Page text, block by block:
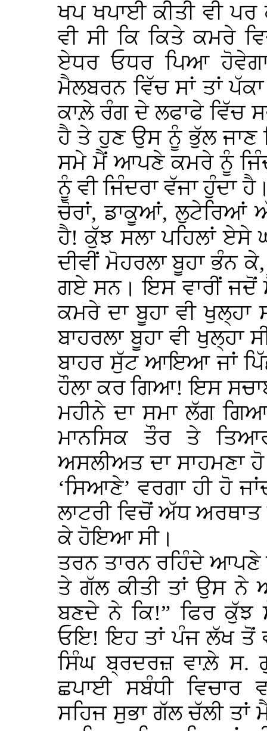
ਖਪ ਖਪਾਈ ਕੀਤੀ ਵੀ
ਵੀ ਸੀ ਕਿ ਕਿਤੇ ਕਮਰੇ
ਏਧਰ ਓਧਰ ਪਿਆ
ਮੈਲਬਰਨ ਵਿੱਚ ਸਾਂ ਤਾਂ
ਕਾਲ਼ੇ ਰੰਗ ਦੇ ਲਫਾਫੇ ਵਿੱਚ
ਹੈ ਤੇ ਹੁਣ ਉਸ ਨੂੰ ਭੁੱਲ ਜਾਣ
ਸਮੇ ਮੈਂ ਆਪਣੇ ਕਮਰੇ ਨੂੰ
ਨੂੰ ਵੀ ਜਿੰਦਰਾ ਵੱਜਾ ਹੁੰਦਾ
ਚੋਰਾਂ, ਡਾਕੂਆਂ, ਲੁਟੇਰਿਆਂ
ਹੈ! ਕੁੱਝ ਸਲਾ ਪਹਿਲਾਂ ਏਸੇ
ਦੀਵੀਂ ਮੋਹਰਲਾ ਬੂਹਾ ਭੰਨ
ਗਏ ਸਨ। ਇਸ ਵਾਰੀਂ
ਕਮਰੇ ਦਾ ਬੂਹਾ ਵੀ ਖੁਲ੍ਹਾ
ਬਾਹਰਲਾ ਬੂਹਾ ਵੀ ਖੁਲ੍ਹਾ
ਬਾਹਰ ਸੁੱਟ ਆਇਆ ਜਾਂ
ਹੌਲਾ ਕਰ ਗਿਆ! ਇਸ
ਮਹੀਨੇ ਦਾ ਸਮਾ ਲੱਗ
ਮਾਨਸਿਕ ਤੌਰ ਤੇ
ਅਸਲੀਅਤ ਦਾ ਸਾਹਮਣਾ
‘ਸਿਆਣੇ’ ਵਰਗਾ ਹੀ ਹੋ
ਲਾਟਰੀ ਵਿਚੋਂ ਅੱਧ
ਕੇ ਹੋਇਆ ਸੀ।
ਤਰਨ ਤਾਰਨ ਰਹਿੰਦੇ ਆਪਣੇ
ਤੇ ਗੱਲ ਕੀਤੀ ਤਾਂ ਉਸ ਨੇ
ਬਣਦੇ ਨੇ ਕਿ!” ਫਿਰ
ਓਇ! ਇਹ ਤਾਂ ਪੰਜ ਲੱਖ ਤੋਂ
ਸਿੰਘ ਬ੍ਰਦਰਜ਼ ਵਾਲ਼ੇ ਸ.
ਛਪਾਈ ਸਬੰਧੀ ਵਿਚਾਰ
ਸਹਿਜ ਸੁਭਾ ਗੱਲ ਚੱਲੀ